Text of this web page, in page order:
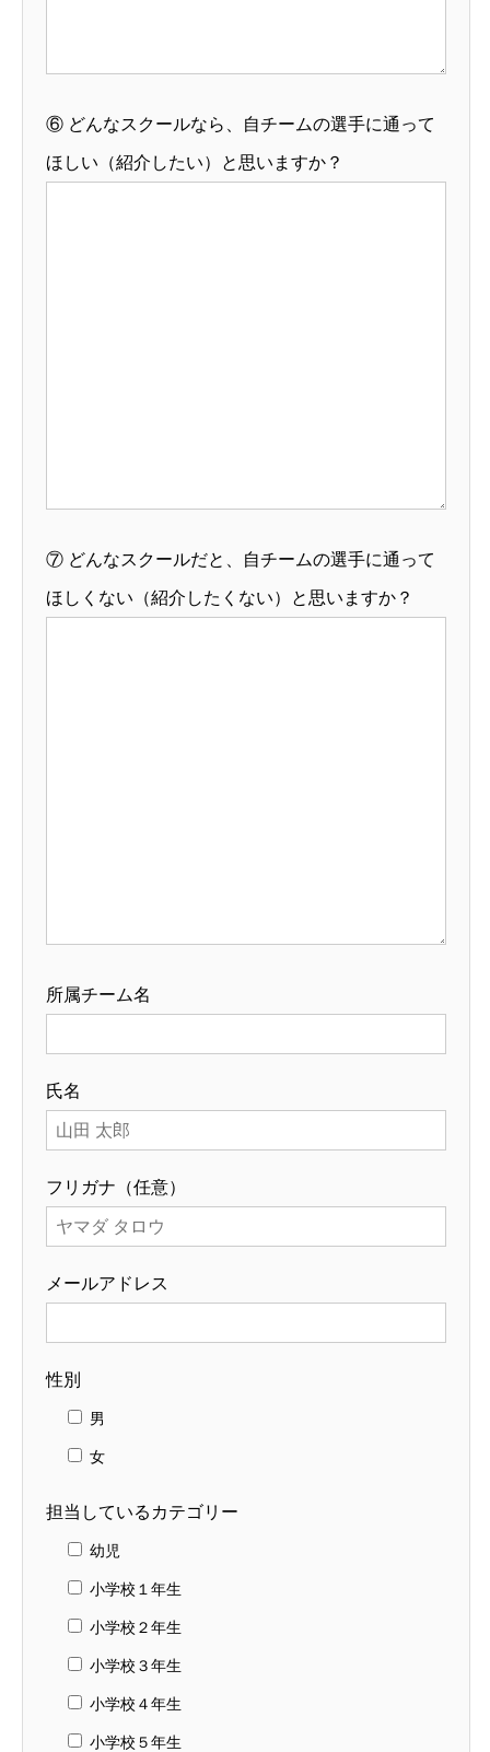
⑥ どんなスクールなら、自チームの選手に通って
ほしい（紹介したい）と思いますか？
⑦ どんなスクールだと、自チームの選手に通って
ほしくない（紹介したくない）と思いますか？
所属チーム名
氏名
フリガナ（任意）
メールアドレス
性別
男
女
担当しているカテゴリー
幼児
小学校１年生
小学校２年生
小学校３年生
小学校４年生
小学校５年生